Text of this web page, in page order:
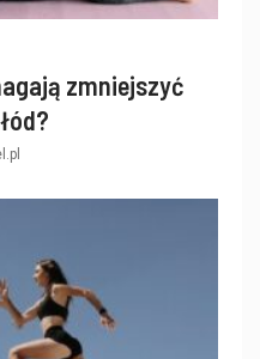
zmniejszyć